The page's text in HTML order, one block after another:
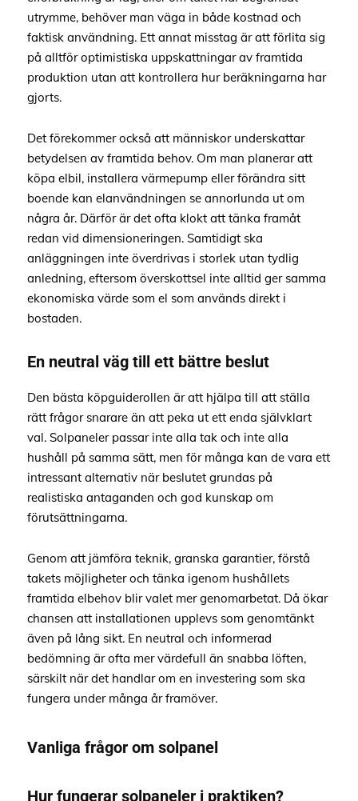
utrymme, behöver man väga in både kostnad och
faktisk användning. Ett annat misstag är att förlita sig
på alltför optimistiska uppskattningar av framtida
produktion utan att kontrollera hur beräkningarna har
gjorts.
Det förekommer också att människor underskattar
betydelsen av framtida behov. Om man planerar att
köpa elbil, installera värmepump eller förändra sitt
boende kan elanvändningen se annorlunda ut om
några år. Därför är det ofta klokt att tänka framåt
redan vid dimensioneringen. Samtidigt ska
anläggningen inte överdrivas i storlek utan tydlig
anledning, eftersom överskottsel inte alltid ger samma
ekonomiska värde som el som används direkt i
bostaden.
En neutral väg till ett bättre beslut
Den bästa köpguiderollen är att hjälpa till att ställa
rätt frågor snarare än att peka ut ett enda självklart
val. Solpaneler passar inte alla tak och inte alla
hushåll på samma sätt, men för många kan de vara ett
intressant alternativ när beslutet grundas på
realistiska antaganden och god kunskap om
förutsättningarna.
Genom att jämföra teknik, granska garantier, förstå
takets möjligheter och tänka igenom hushållets
framtida elbehov blir valet mer genomarbetat. Då ökar
chansen att installationen upplevs som genomtänkt
även på lång sikt. En neutral och informerad
bedömning är ofta mer värdefull än snabba löften,
särskilt när det handlar om en investering som ska
fungera under många år framöver.
Vanliga frågor om solpanel
Hur fungerar solpaneler i praktiken?